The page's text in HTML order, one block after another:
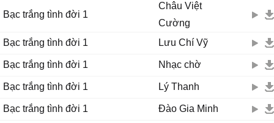
Bạc trắng tình đời 1
Châu Việt
Cường
Bạc trắng tình đời 1
Lưu Chí Vỹ
Bạc trắng tình đời 1 Nhạc chờ
Bạc trắng tình đời 1 Lý Thanh
Bạc trắng tình đời 1 Đào Gia Minh